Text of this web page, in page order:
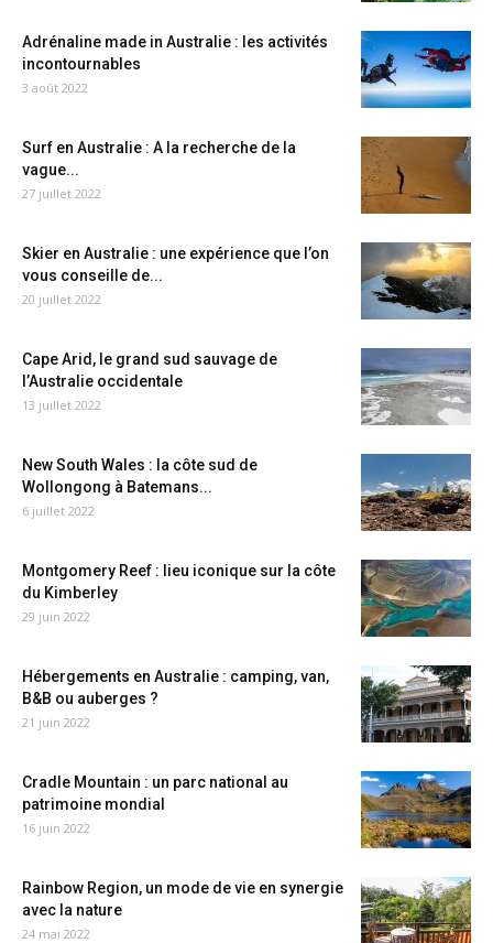
Adrénaline made in Australie : les activités
incontournables
3 août 2022
Surf en Australie : A la recherche de la
vague...
27 juillet 2022
Skier en Australie : une expérience que l’on
vous conseille de...
20 juillet 2022
Cape Arid, le grand sud sauvage de
l’Australie occidentale
13 juillet 2022
New South Wales : la côte sud de
Wollongong à Batemans...
6 juillet 2022
Montgomery Reef : lieu iconique sur la côte
du Kimberley
29 juin 2022
Hébergements en Australie : camping, van,
B&B ou auberges ?
21 juin 2022
Cradle Mountain : un parc national au
patrimoine mondial
16 juin 2022
Rainbow Region, un mode de vie en synergie
avec la nature
24 mai 2022